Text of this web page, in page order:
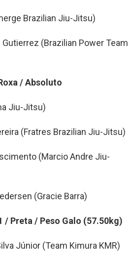
Brazilian Jiu-Jitsu)
Gutierrez (Brazilian Power Team
/ Absoluto
Jiu-Jitsu)
(Fratres Brazilian Jiu-Jitsu)
(Marcio Andre Jiu-
(Gracie Barra)
/ Preta / Peso Galo (57.50kg)
Júnior (Team Kimura KMR)